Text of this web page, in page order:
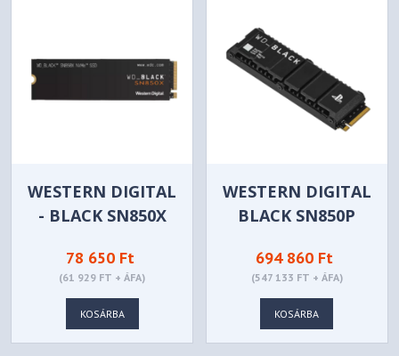
WESTERN DIGITAL
- BLACK SN850X
WDS100T2X0E
78 650 Ft
(61 929 FT + ÁFA)
KOSÁRBA
WESTERN DIGITAL
BLACK SN850P
PS5® CONSOLES
4TB -
WDBBYV0040BNC-
WRSN
694 860 Ft
(547 133 FT + ÁFA)
KOSÁRBA